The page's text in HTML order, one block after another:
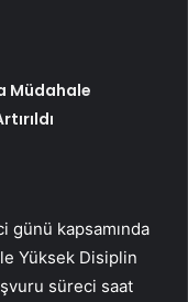
Müdahale
günü kapsamında
Yüksek Disiplin
süreci saat